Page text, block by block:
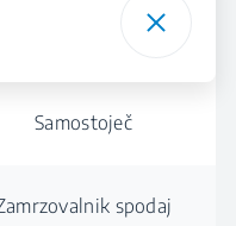
Samostoječ
spodaj